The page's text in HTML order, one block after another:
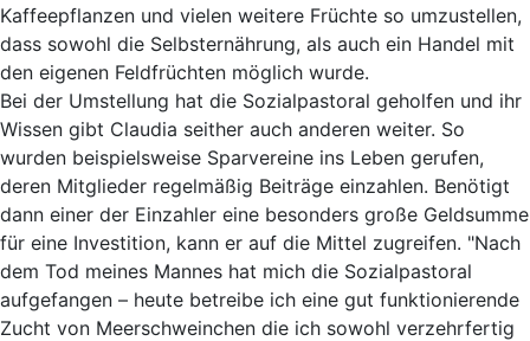
Kaffeepflanzen und vielen weitere Früchte so umzustellen,
dass sowohl die Selbsternährung, als auch ein Handel mit
den eigenen Feldfrüchten möglich wurde.
Bei der Umstellung hat die Sozialpastoral geholfen und ihr
Wissen gibt Claudia seither auch anderen weiter. So
wurden beispielsweise Sparvereine ins Leben gerufen,
deren Mitglieder regelmäßig Beiträge einzahlen. Benötigt
dann einer der Einzahler eine besonders große Geldsumme
für eine Investition, kann er auf die Mittel zugreifen. "Nach
dem Tod meines Mannes hat mich die Sozialpastoral
aufgefangen – heute betreibe ich eine gut funktionierende
Zucht von Meerschweinchen die ich sowohl verzehrfertig